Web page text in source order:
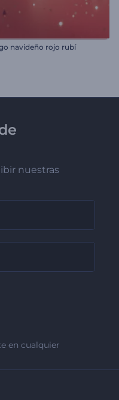
navideño rojo rubí
nuestras
en cualquier